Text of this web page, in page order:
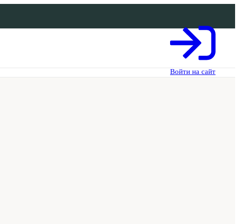
Войти на сайт